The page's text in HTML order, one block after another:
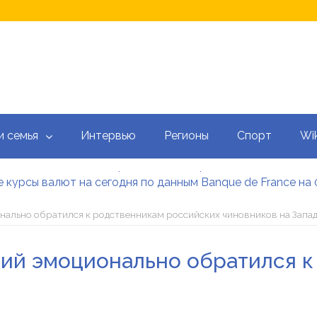
семья Интервью Регионы Спорт
курсы валют на сегодня по данным Banque de France на
гривен военным: кто может получить эти выплаты, а
сегодня онлайн: Оперативный обзор НБУ, банков и
обратился к родственникам российских чиновников на
эмоционально обратился